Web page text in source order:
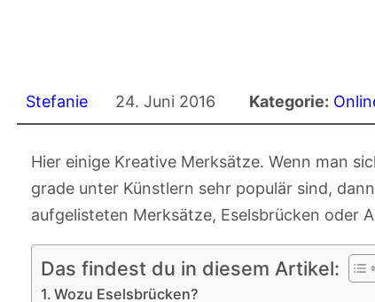
Stefanie 24. Juni 2016 Kategorie:
Hier einige Kreative Merksätze. Wenn man
grade unter Künstlern sehr populär sind,
aufgelisteten Merksätze, Eselsbrücken oder
Das findest du in diesem Artikel:
Wozu Eselsbrücken?